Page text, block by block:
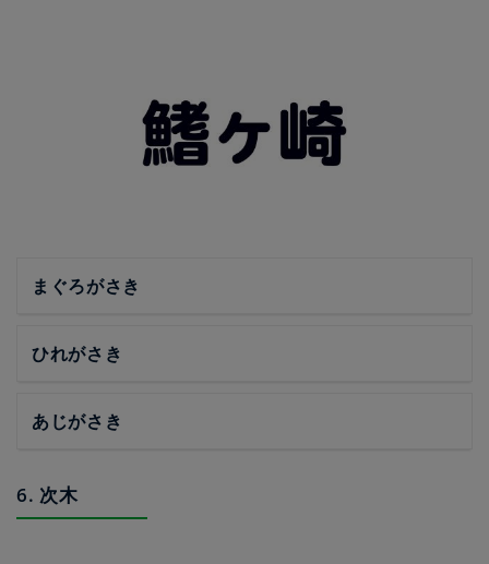
まぐろがさき
ひれがさき
あじがさき
6. 次木